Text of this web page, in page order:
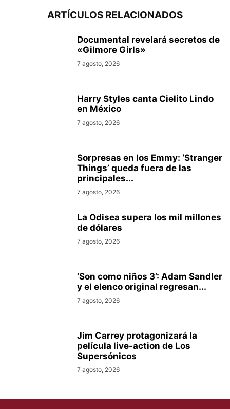
ARTÍCULOS RELACIONADOS
Documental revelará secretos de
«Gilmore Girls»
7 agosto, 2026
Harry Styles canta Cielito Lindo
en México
7 agosto, 2026
Sorpresas en los Emmy: ‘Stranger
Things’ queda fuera de las
principales...
7 agosto, 2026
La Odisea supera los mil millones
de dólares
7 agosto, 2026
‘Son como niños 3’: Adam Sandler
y el elenco original regresan...
7 agosto, 2026
Jim Carrey protagonizará la
película live-action de Los
Supersónicos
7 agosto, 2026